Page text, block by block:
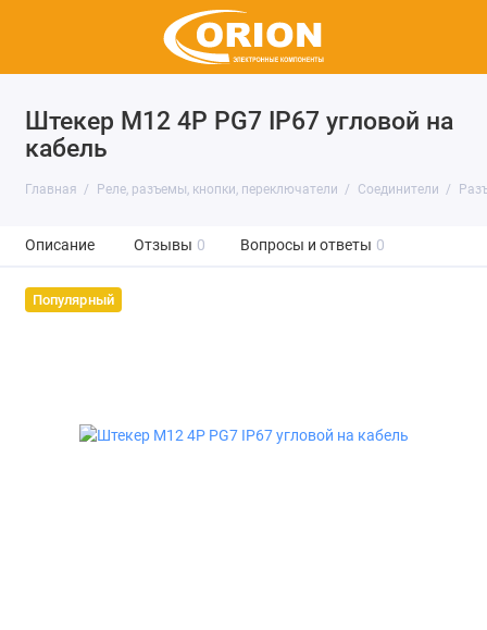
Штекер M12 4P PG7 IP67 угловой на
кабель
Главная Реле, разъемы, кнопки, переключатели Соединители
Описание Отзывы 0 Вопросы и ответы 0
Популярный